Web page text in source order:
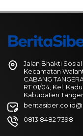
Jalan Bhakti
Kecamatan
CABANG
RT.01/04, Kel.
Kabupaten
0813 8482 7398